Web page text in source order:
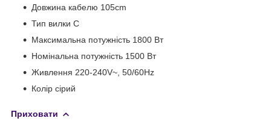
Довжина кабелю 105cm
Тип вилки C
Максимальна потужність 1800 Вт
Номінальна потужність 1500 Вт
Живлення 220-240V~, 50/60Hz
Колір сірий
Приховати